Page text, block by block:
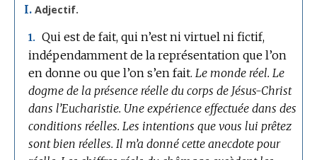
I. Adjectif.
1. Qui est de fait, qui n’est ni virtuel ni fictif,
indépendamment de la représentation que l’on
en donne ou que l’on s’en fait. Le monde réel. Le
dogme de la présence réelle du corps de Jésus-Christ
dans l’Eucharistie. Une expérience effectuée dans des
conditions réelles. Les intentions que vous lui prêtez
sont bien réelles. Il m’a donné cette anecdote pour